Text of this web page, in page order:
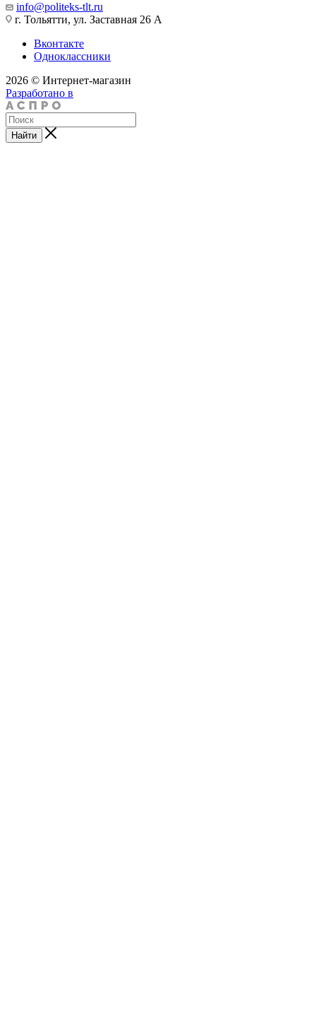
info@politeks-tlt.ru
г. Тольятти, ул. Заставная 26 А
Вконтакте
Одноклассники
2026 © Интернет-магазин
Разработано в
Найти